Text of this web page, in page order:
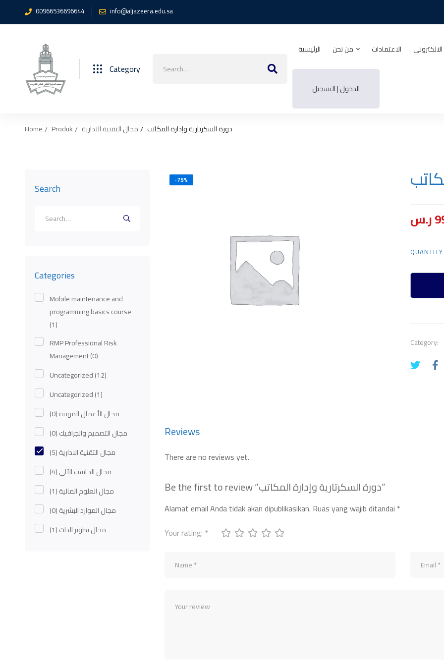
00966536696644 info@aljazeera.edu.sa
Category
for:
الرئيسية من نحن الاعتمادات
الدخول | التسجيل
Home Produk مجال التقنية الادارية دورة السكرتارية وإدارة المكاتب
Search
Categories
Mobile maintenance and
programming basics course
(1)
RMP Professional Risk
Management(0)
Uncategorized(12)
Uncategorized(1)
مجال الأعمال المهنية(0)
مجال التصميم والجرافيك(0)
مجال التقنية الادارية(5)
مجال الحاسب الآلي(4)
مجال العلوم المالية(1)
مجال الموارد البشرية(0)
مجال تطوير الذات(1)
-75%
ر.س
QUANTITY
Category:
Reviews
There are no reviews yet.
Be the first to review “دورة السكرتارية وإدارة المكاتب”
Alamat email Anda tidak akan dipublikasikan. Ruas yang wajib ditandai *
Your rating: *